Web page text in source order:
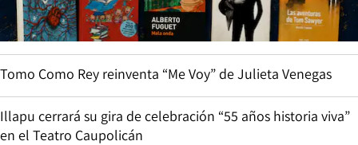
Tomo Como Rey reinventa “Me Voy” de Julieta Venegas
Illapu cerrará su gira de celebración “55 años historia viva”
en el Teatro Caupolicán